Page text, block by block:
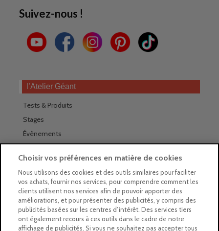
Suivez-nous !
l’Atelier Géant
Tests & Produits
Stages
Évènements
Trouver nos magasins
La newsletter des magasins
Feuilleter le Guide
Gratuit : intégrer le Guide
Choisir vos préférences en matière de cookies
Nous utilisons des cookies et des outils similaires pour faciliter
vos achats, fournir nos services, pour comprendre comment les
clients utilisent nos services afin de pouvoir apporter des
améliorations, et pour présenter des publicités, y compris des
publicités basées sur les centres d’intérêt. Des services tiers
ont également recours à ces outils dans le cadre de notre
affichage de publicités. Si vous ne souhaitez pas accepter tous